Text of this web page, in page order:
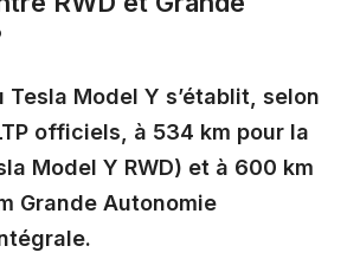
Tesla Model Y s’établit, selon
officiels, à 534 km pour la
Model Y RWD) et à 600 km
Grande Autonomie